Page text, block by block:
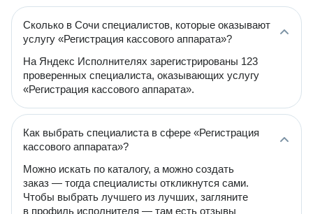
Сколько в Сочи специалистов, которые оказывают
услугу «Регистрация кассового аппарата»?
На Яндекс Исполнителях зарегистрированы 123
проверенных специалиста, оказывающих услугу
«Регистрация кассового аппарата».
Как выбрать специалиста в сфере «Регистрация
кассового аппарата»?
Можно искать по каталогу, а можно создать
заказ — тогда специалисты откликнутся сами.
Чтобы выбрать лучшего из лучших, загляните
в профиль исполнителя — там есть отзывы